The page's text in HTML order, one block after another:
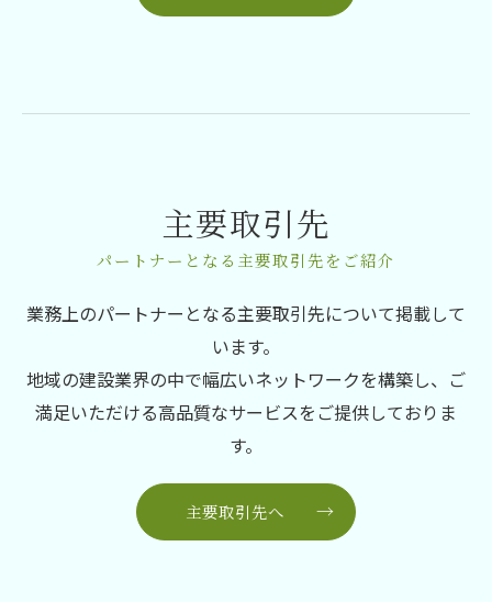
パートナーとなる主要取引先をご紹介
主要取引先
業務上のパートナーとなる主要取引先について掲載して
います。
地域の建設業界の中で幅広いネットワークを構築し、ご
満足いただける高品質なサービスをご提供しておりま
す。
主要取引先へ